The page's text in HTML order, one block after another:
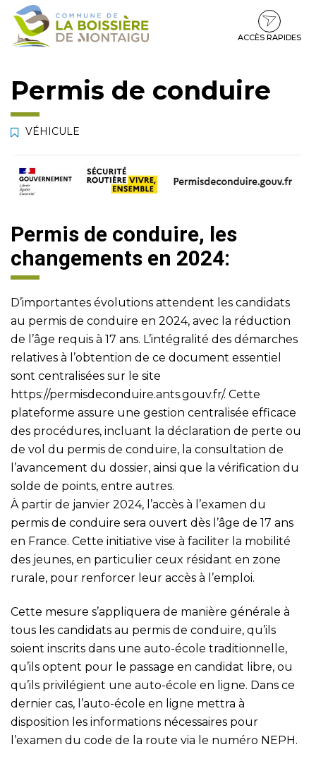
Gestion des traceurs
Aller
Aller
contenu
Aller
pied
ACCÈS RAPIDES
Permis de conduire
VÉHICULE
Permis de conduire, les
changements en 2024:
D’importantes évolutions attendent les candidats
au permis de conduire en 2024, avec la réduction
de l’âge requis à 17 ans. L’intégralité des démarches
relatives à l’obtention de ce document essentiel
sont centralisées sur le site
https://permisdeconduire.ants.gouv.fr/. Cette
plateforme assure une gestion centralisée efficace
des procédures, incluant la déclaration de perte ou
de vol du permis de conduire, la consultation de
l’avancement du dossier, ainsi que la vérification du
solde de points, entre autres.
À partir de janvier 2024, l’accès à l’examen du
permis de conduire sera ouvert dès l’âge de 17 ans
en France. Cette initiative vise à faciliter la mobilité
des jeunes, en particulier ceux résidant en zone
rurale, pour renforcer leur accès à l’emploi.
Cette mesure s’appliquera de manière générale à
tous les candidats au permis de conduire, qu’ils
soient inscrits dans une auto-école traditionnelle,
qu’ils optent pour le passage en candidat libre, ou
qu’ils privilégient une auto-école en ligne. Dans ce
dernier cas, l’auto-école en ligne mettra à
disposition les informations nécessaires pour
l’examen du code de la route via le numéro NEPH.